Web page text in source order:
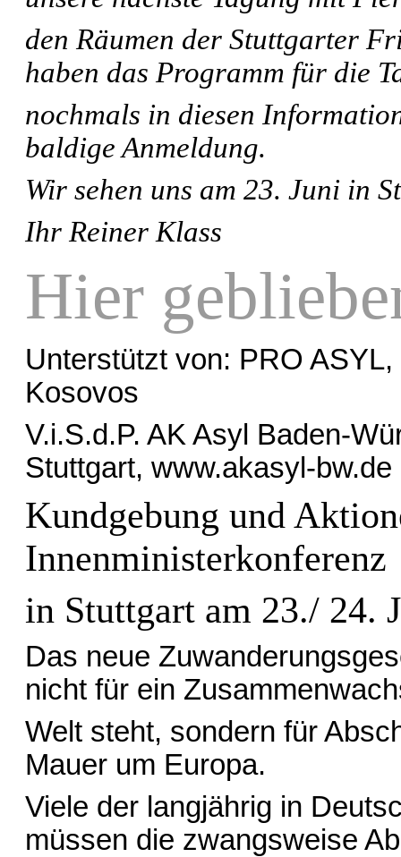
den Räumen der Stuttgarter
haben das Programm für die
nochmals in diesen
baldige Anmeldung.
Wir sehen uns am 23. Juni in
Ihr Reiner Klass
Hier
Unterstützt von: PRO
Kosovos
V.i.S.d.P. AK Asyl Baden-
Stuttgart, www.akasyl-bw.de
Kundgebung und
Innenministerkonferenz
in Stuttgart am 23./ 24.
Das neue
nicht für ein
Welt steht, sondern für
Mauer um Europa.
Viele der langjährig in
müssen die zwangsweise